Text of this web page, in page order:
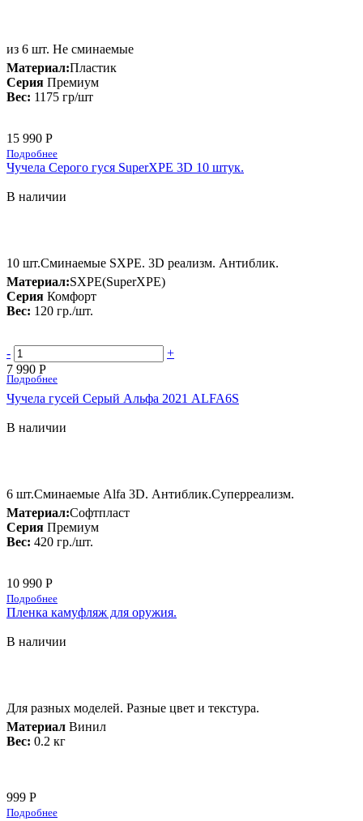
из 6 шт. Не сминаемые
Материал:Пластик
Серия Премиум
Вес: 1175 гр/шт
15 990 Р
Подробнее
Чучела Серого гуся SuperXPE 3D 10 штук.
В наличии
10 шт.Сминаемые SXPE. 3D реализм. Антиблик.
Материал:SXPE(SuperXPE)
Серия Комфорт
Вес: 120 гр./шт.
-
+
7 990 Р
Подробнее
Чучела гусей Серый Альфа 2021 ALFA6S
В наличии
6 шт.Сминаемые Alfa 3D. Антиблик.Суперреализм.
Материал:Софтпласт
Серия Премиум
Вес: 420 гр./шт.
10 990 Р
Подробнее
Пленка камуфляж для оружия.
В наличии
Для разных моделей. Разные цвет и текстура.
Материал Винил
Вес: 0.2 кг
999 Р
Подробнее